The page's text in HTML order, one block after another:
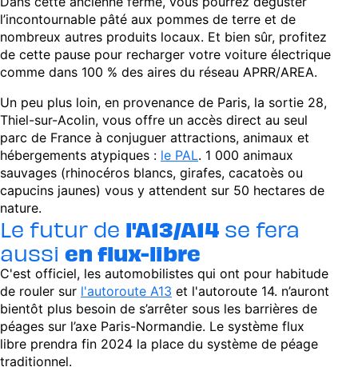
l’incontournable pâté aux pommes de terre et de
nombreux autres produits locaux. Et bien sûr, profitez
de cette pause pour recharger votre voiture électrique
comme dans 100 % des aires du réseau APRR/AREA.
Un peu plus loin, en provenance de Paris, la sortie 28,
Thiel-sur-Acolin, vous offre un accès direct au seul
parc de France à conjuguer attractions, animaux et
hébergements atypiques : le PAL. 1 000 animaux
sauvages (rhinocéros blancs, girafes, cacatoès ou
capucins jaunes) vous y attendent sur 50 hectares de
nature.
Le futur de l'A13/A14 se fera
aussi en flux-libre
C'est officiel, les automobilistes qui ont pour habitude
de rouler sur l'autoroute A13 et l'autoroute 14. n’auront
bientôt plus besoin de s’arrêter sous les barrières de
péages sur l’axe Paris-Normandie. Le système flux
libre prendra fin 2024 la place du système de péage
traditionnel.